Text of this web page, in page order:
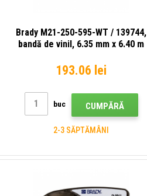
Brady M21-250-595-WT / 139744,
bandă de vinil, 6.35 mm x 6.40 m
193.06 lei
buc CUMPĂRĂ
2-3 SĂPTĂMÂNI